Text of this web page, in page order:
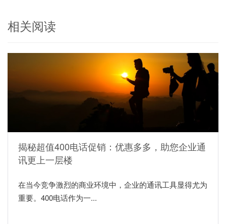
相关阅读
揭秘超值400电话促销：优惠多多，助您企业通
讯更上一层楼
在当今竞争激烈的商业环境中，企业的通讯工具显得尤为
重要。400电话作为一...